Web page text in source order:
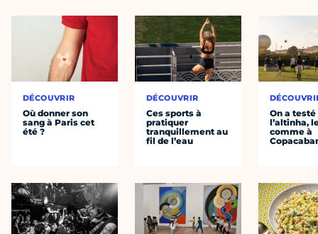
DÉCOUVRIR
Où donner son
sang à Paris cet
été ?
DÉCOUVRIR
Ces sports à
pratiquer
tranquillement au
fil de l’eau
On a testé
l’altinha,
comme à